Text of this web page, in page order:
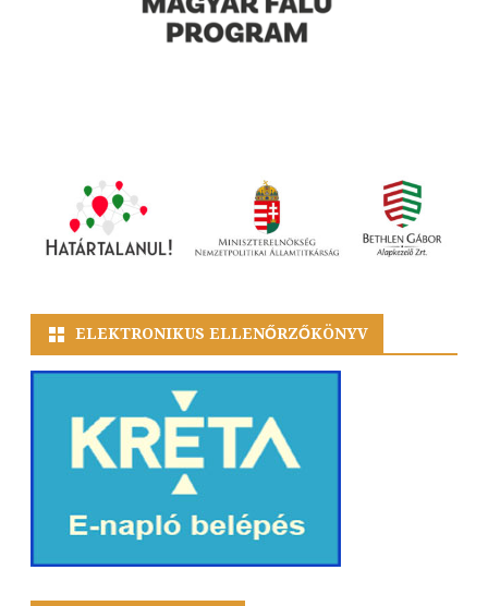
ELEKTRONIKUS ELLENŐRZŐKÖNYV